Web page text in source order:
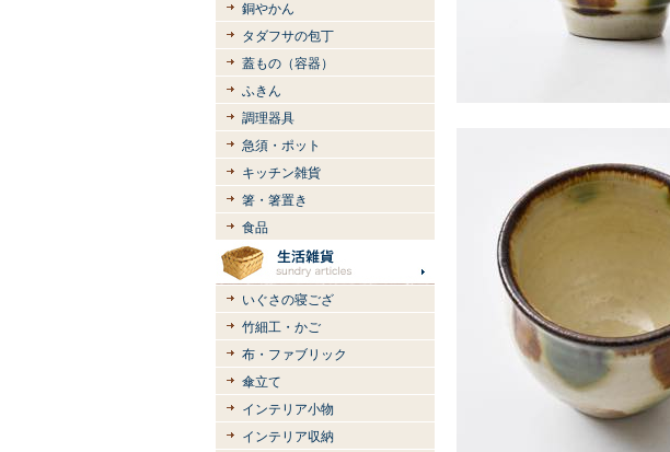
銅やかん
タダフサの包丁
蓋もの（容器）
ふきん
調理器具
急須・ポット
キッチン雑貨
箸・箸置き
食品
いぐさの寝ござ
竹細工・かご
布・ファブリック
傘立て
インテリア小物
インテリア収納